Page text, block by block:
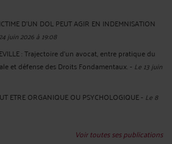
D'UN DOL PEUT AGIR EN INDEMNISATION
juin 2026 à 19:08
: Trajectoire d’un avocat, entre pratique du
et défense des Droits Fondamentaux.- Le 13 juin
ETRE ORGANIQUE OU PSYCHOLOGIQUE- Le 8
Voir toutes ses publications